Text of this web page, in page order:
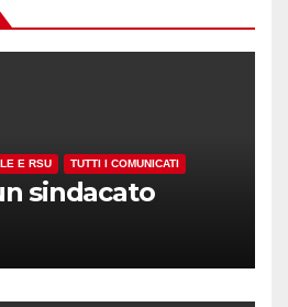
E RSU TUTTI I COMUNICATI
sindacato